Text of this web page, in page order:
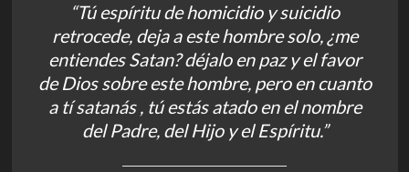
“Tú espíritu de homicidio y suicidio
retrocede, deja a este hombre solo, ¿me
entiendes Satan? déjalo en paz y el favor
de Dios sobre este hombre, pero en cuanto
a tí satanás , tú estás atado en el nombre
del Padre, del Hijo y el Espíritu.”